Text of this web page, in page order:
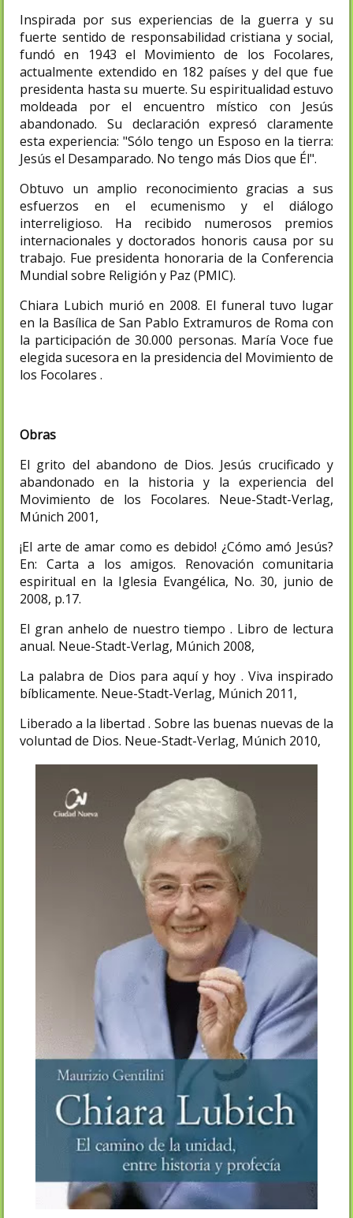
Inspirada por sus experiencias de la guerra y su
fuerte sentido de responsabilidad cristiana y social,
fundó en 1943 el Movimiento de los Focolares,
actualmente extendido en 182 países y del que fue
presidenta hasta su muerte. Su espiritualidad estuvo
moldeada por el encuentro místico con Jesús
abandonado. Su declaración expresó claramente
esta experiencia: "Sólo tengo un Esposo en la tierra:
Jesús el Desamparado. No tengo más Dios que Él".
Obtuvo un amplio reconocimiento gracias a sus
esfuerzos en el ecumenismo y el diálogo
interreligioso. Ha recibido numerosos premios
internacionales y doctorados honoris causa por su
trabajo. Fue presidenta honoraria de la Conferencia
Mundial sobre Religión y Paz (PMIC).
Chiara Lubich murió en 2008. El funeral tuvo lugar
en la Basílica de San Pablo Extramuros de Roma con
la participación de 30.000 personas. María Voce fue
elegida sucesora en la presidencia del Movimiento de
los Focolares .
Obras
El grito del abandono de Dios. Jesús crucificado y
abandonado en la historia y la experiencia del
Movimiento de los Focolares. Neue-Stadt-Verlag,
Múnich 2001,
¡El arte de amar como es debido! ¿Cómo amó Jesús?
En: Carta a los amigos. Renovación comunitaria
espiritual en la Iglesia Evangélica, No. 30, junio de
2008, p.17.
El gran anhelo de nuestro tiempo . Libro de lectura
anual. Neue-Stadt-Verlag, Múnich 2008,
La palabra de Dios para aquí y hoy . Viva inspirado
bíblicamente. Neue-Stadt-Verlag, Múnich 2011,
Liberado a la libertad . Sobre las buenas nuevas de la
voluntad de Dios. Neue-Stadt-Verlag, Múnich 2010,